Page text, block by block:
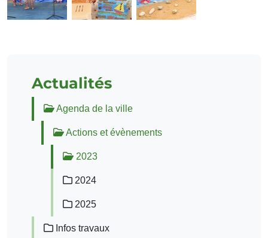
Actualités
Agenda de la ville
Actions et évènements
2023
2024
2025
Infos travaux